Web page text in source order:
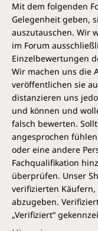
Er
Horizonten traf er
Johanson, der ihn
Findlay College in
Geistheilen
Margaret
Higginson.
1990 absolvierte
Angewandte
In One Facilitator.
Mit dem folgenden
Gelegenheit geben,
auszutauschen. Wir
im Forum
Einzelbewertungen
Wir machen uns die
veröffentlichen sie
distanzieren uns
und können und
falsch bewerten.
angesprochen
oder eine andere
Fachqualifikation
überprüfen. Unser
verifizierten
abzugeben.
„Verifiziert“